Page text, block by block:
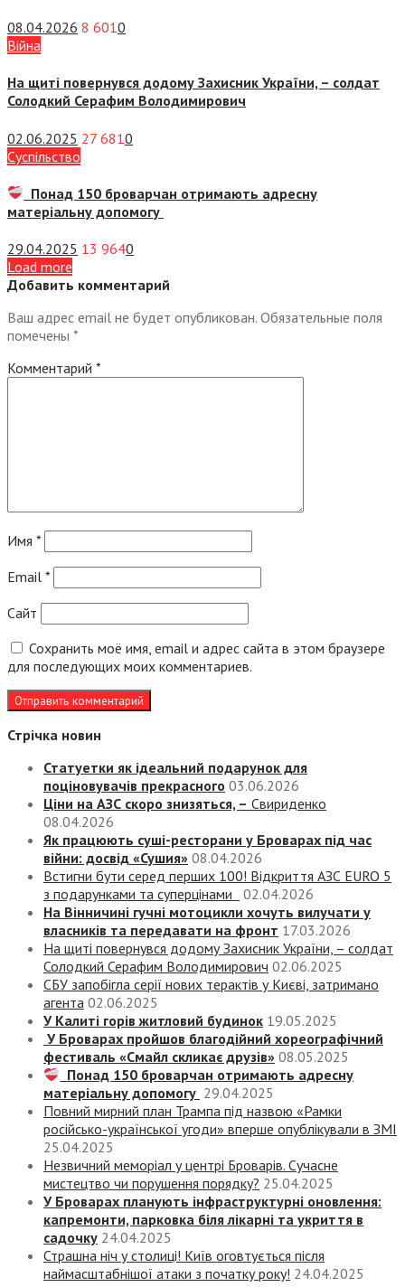
08.04.2026 8 6010
Війна
На щиті повернувся додому Захисник України, – солдат
Солодкий Серафим Володимирович
02.06.2025 27 6810
Суспiльство
Понад 150 броварчан отримають адресну
матеріальну допомогу
29.04.2025 13 9640
Load more
Добавить комментарий
Ваш адрес email не будет опубликован. Обязательные поля
помечены *
Комментарий *
Имя *
Email *
Сайт
Сохранить моё имя, email и адрес сайта в этом браузере
для последующих моих комментариев.
Стрічка новин
Статуетки як ідеальний подарунок для
поціновувачів прекрасного 03.06.2026
Ціни на АЗС скоро знизяться, – Свириденко
08.04.2026
Як працюють суші-ресторани у Броварах під час
війни: досвід «Сушия» 08.04.2026
Встигни бути серед перших 100! Відкриття АЗС EURO 5
з подарунками та суперцінами
02.04.2026
На Вінничині гучні мотоцикли хочуть вилучати у
власників та передавати на фронт 17.03.2026
На щиті повернувся додому Захисник України, – солдат
Солодкий Серафим Володимирович 02.06.2025
СБУ запобігла серії нових терактів у Києві, затримано
агента 02.06.2025
У Калиті горів житловий будинок 19.05.2025
У Броварах пройшов благодійний хореографічний
фестиваль «Смайл скликає друзів» 08.05.2025
Понад 150 броварчан отримають адресну
матеріальну допомогу 29.04.2025
Повний мирний план Трампа під назвою «‎Рамки
російсько-української угоди» вперше опублікували в ЗМІ
25.04.2025
Незвичний меморіал у центрі Броварів. Сучасне
мистецтво чи порушення порядку? 25.04.2025
У Броварах планують інфраструктурні оновлення:
капремонти, парковка біля лікарні та укриття в
садочку 24.04.2025
Страшна ніч у столиці! Київ оговтується після
наймасштабнішої атаки з початку року! 24.04.2025